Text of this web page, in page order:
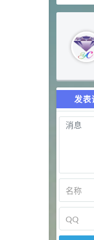
发表
11.25
34.8